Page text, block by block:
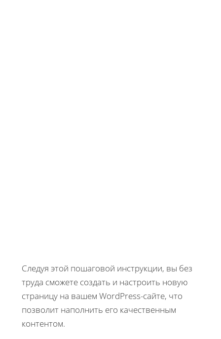
Следуя этой пошаговой инструкции, вы без
труда сможете создать и настроить новую
страницу на вашем WordPress-сайте, что
позволит наполнить его качественным
контентом.